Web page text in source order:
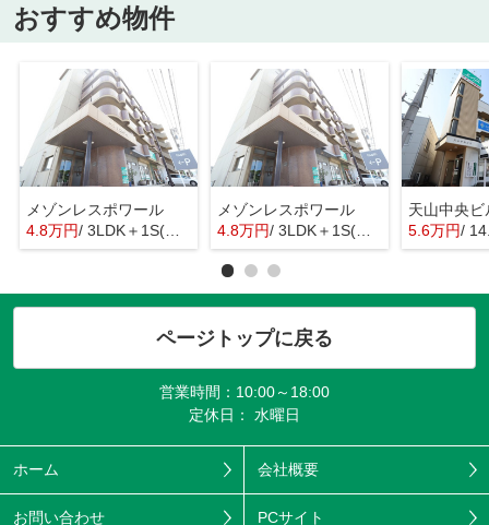
おすすめ物件
メゾンレスポワール
4.8万円/ 3LDK＋1S(納戸)
メゾンレスポワール
4.8万円/ 3LDK＋1S(納戸)
天山中央ビ
5.6万円/
ページトップに戻る
営業時間：10:00～18:00
定休日： 水曜日
ホーム 会社概要
お問い合わせ PCサイト